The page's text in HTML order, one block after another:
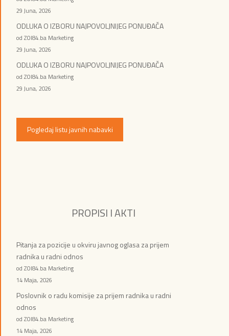
29 Juna, 2026
ODLUKA O IZBORU NAJPOVOLJNIJEG PONUĐAČA
od ZOI84.ba Marketing
29 Juna, 2026
ODLUKA O IZBORU NAJPOVOLJNIJEG PONUĐAČA
od ZOI84.ba Marketing
29 Juna, 2026
Pogledaj listu javnih nabavki
PROPISI I AKTI
Pitanja za pozicije u okviru javnog oglasa za prijem
radnika u radni odnos
od ZOI84.ba Marketing
14 Maja, 2026
Poslovnik o radu komisije za prijem radnika u radni
odnos
od ZOI84.ba Marketing
14 Maja, 2026